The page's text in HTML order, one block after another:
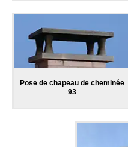
Pose de chapeau de cheminée
93